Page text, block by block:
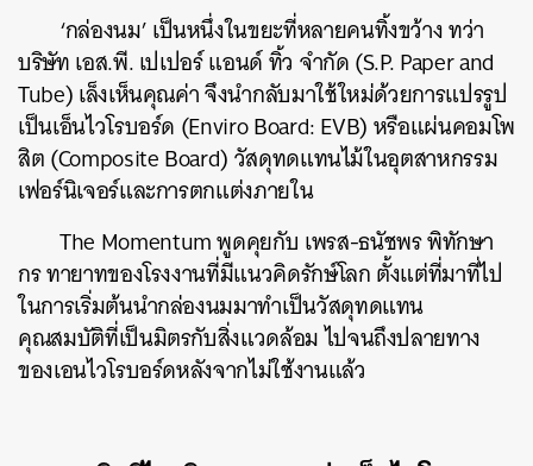
‘กล่องนม’ เป็นหนึ่งในขยะที่หลายคนทิ้งขว้าง ทว่า
บริษัท เอส.พี. เปเปอร์ แอนด์ ทิ้ว จำกัด (S.P. Paper and
Tube) เล็งเห็นคุณค่า จึงนำกลับมาใช้ใหม่ด้วยการแปรรูป
เป็นเอ็นไวโรบอร์ด (Enviro Board: EVB) หรือแผ่นคอมโพ
สิต (Composite Board) วัสดุทดแทนไม้ในอุตสาหกรรม
เฟอร์นิเจอร์และการตกแต่งภายใน
The Momentum พูดคุยกับ เพรส-ธนัชพร พิทักษา
กร ทายาทของโรงงานที่มีแนวคิดรักษ์โลก ตั้งแต่ที่มาที่ไป
ในการเริ่มต้นนำกล่องนมมาทำเป็นวัสดุทดแทน
คุณสมบัติที่เป็นมิตรกับสิ่งแวดล้อม ไปจนถึงปลายทาง
ของเอนไวโรบอร์ดหลังจากไม่ใช้งานแล้ว